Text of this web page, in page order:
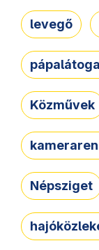
levegő
Közművek
Népsziget